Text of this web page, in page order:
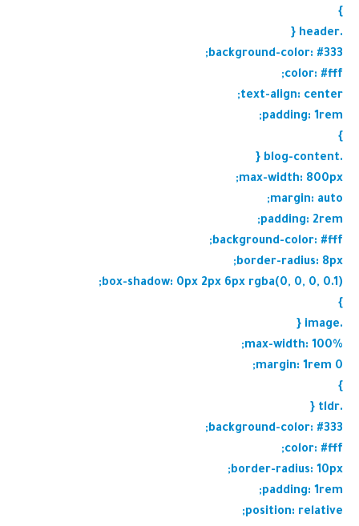
}
.header {
background-color: #333;
color: #fff;
text-align: center;
padding: 1rem;
}
.blog-content {
max-width: 800px;
margin: auto;
padding: 2rem;
background-color: #fff;
border-radius: 8px;
box-shadow: 0px 2px 6px rgba(0, 0, 0, 0.1);
}
.image {
max-width: 100%;
margin: 1rem 0;
}
.tldr {
background-color: #333;
color: #fff;
border-radius: 10px;
padding: 1rem;
position: relative;